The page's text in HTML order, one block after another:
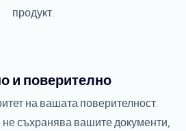
продукт.
и поверително
на вашата поверителност.
съхранява вашите документи,